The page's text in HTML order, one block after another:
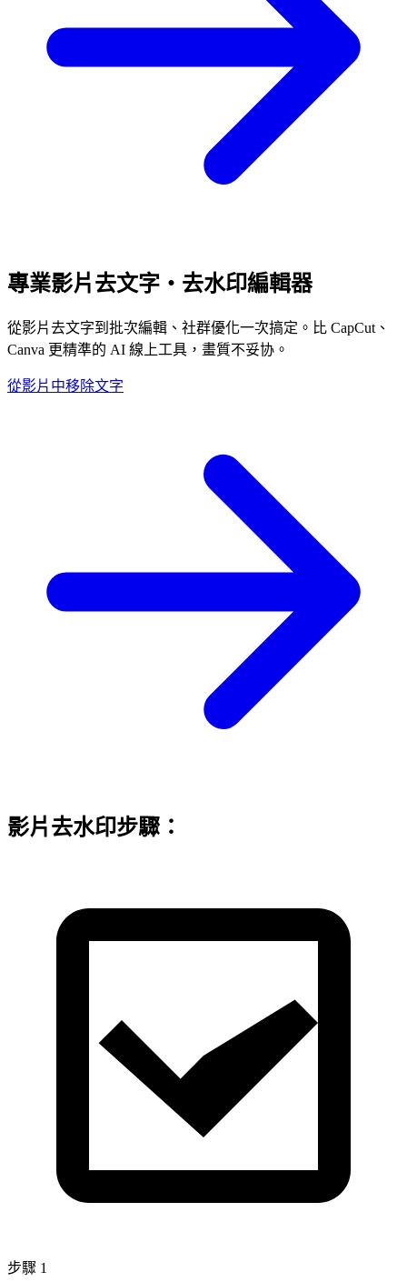
專業影片去文字・去水印編輯器
從影片去文字到批次編輯、社群優化一次搞定。比 CapCut、
Canva 更精準的 AI 線上工具，畫質不妥协。
從影片中移除文字
影片去水印步驟：
步驟 1